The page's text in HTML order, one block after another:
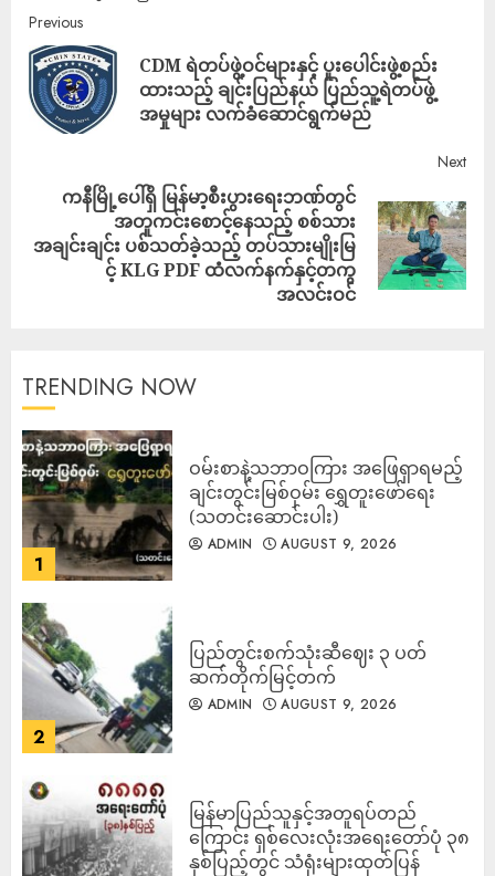
Previous
CDM ရဲတပ်ဖွဲ့ဝင်များနှင့် ပူးပေါင်းဖွဲ့စည်း
ထားသည့် ချင်းပြည်နယ် ပြည်သူ့ရဲတပ်ဖွဲ့
အမှုများ လက်ခံဆောင်ရွက်မည်
Next
ကနီမြို့ပေါ်ရှိ မြန်မာ့စီးပွားရေးဘဏ်တွင်
အတူကင်းစောင့်နေသည့် စစ်သား
အချင်းချင်း ပစ်သတ်ခဲ့သည့် တပ်သားမျိုးမြ
င့် KLG PDF ထံလက်နက်နှင့်တကွ
အလင်းဝင်
TRENDING NOW
1
ဝမ်းစာနဲ့သဘာဝကြား အဖြေရှာရမည့်
ချင်းတွင်းမြစ်ဝှမ်း ရွှေတူးဖော်ရေး
(သတင်းဆောင်းပါး)
ADMIN AUGUST 9, 2026
2
ပြည်တွင်းစက်သုံးဆီဈေး ၃ ပတ်
ဆက်တိုက်မြင့်တက်
ADMIN AUGUST 9, 2026
မြန်မာပြည်သူနှင့်အတူရပ်တည်
ကြောင်း ရှစ်လေးလုံးအရေးတော်ပုံ ၃၈
နှစ်ပြည့်တွင် သံရုံးများထုတ်ပြန်